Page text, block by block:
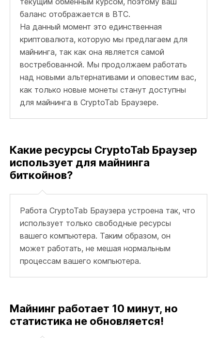
баланс отображается в BTC.
На данный момент это единственная
криптовалюта, которую мы предлагаем для
майнинга, так как она является самой
востребованной. Мы продолжаем работать
над новыми альтернативами и оповестим вас,
как только новые монеты станут доступны
для майнинга в CryptoTab Браузере.
Какие ресурсы CryptoTab Браузер
использует для майнинга
биткойнов?
Работа CryptoTab Браузера устроена так, что
использует только свободные ресурсы
вашего компьютера. Таким образом, он
может работать, не мешая нормальным
процессам вашего компьютера.
Майнинг работает 10 минут, но
статистика не обновляется!